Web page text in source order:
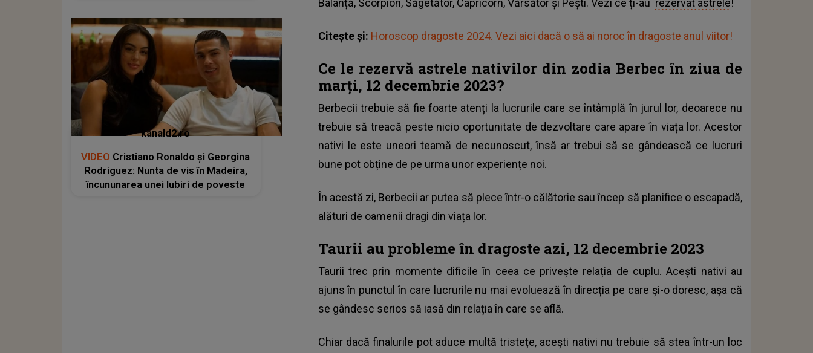
Citește și: Horoscop dragoste 2024. Vezi aici dacă o să ai noroc în dragoste anul viitor!
Ce le rezervă astrele nativilor din zodia Berbec în ziua de
marți, 12 decembrie 2023?
Berbecii trebuie să fie foarte atenți la lucrurile care se întâmplă în jurul lor, deoarece nu
trebuie să treacă peste nicio oportunitate de dezvoltare care apare în viața lor. Acestor
nativi le este uneori teamă de necunoscut, însă ar trebui să se gândească ce lucruri
bune pot obține de pe urma unor experiențe noi.
În acestă zi, Berbecii ar putea să plece într-o călătorie sau încep să planifice o escapadă,
alături de oamenii dragi din viața lor.
Taurii au probleme în dragoste azi, 12 decembrie 2023
Taurii trec prin momente dificile în ceea ce privește relația de cuplu. Acești nativi au
ajuns în punctul în care lucrurile nu mai evoluează în direcția pe care și-o doresc, așa că
se gândesc serios să iasă din relația în care se află.
Chiar dacă finalurile pot aduce multă tristețe, acești nativi nu trebuie să stea într-un loc
kanald2.ro
VIDEO Cristiano Ronaldo și Georgina
Rodriguez: Nunta de vis în Madeira,
încununarea unei Iubiri de poveste